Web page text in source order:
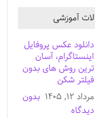
آموزشی
دانلود عکس پروفایل
اینستاگرام، آسان
ترین روش های بدون
فیلتر شکن
مرداد ۱۲, ۱۴۰۵
بدون
دیدگاه